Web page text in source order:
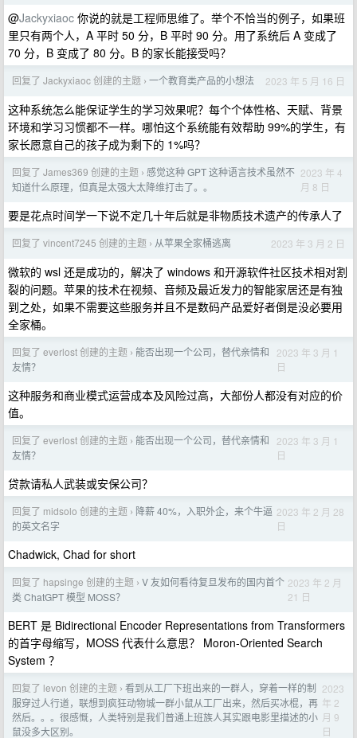
@Jackyxiaoc 你说的就是工程师思维了。举个不恰当的例子，如果班
里只有两个人，A 平时 50 分，B 平时 90 分。用了系统后 A 变成了
70 分，B 变成了 80 分。B 的家长能接受吗？
回复了 Jackyxiaoc 创建的主题 › 一个教育类产品的小想法 2023 年 5 月 16 日
这种系统怎么能保证学生的学习效果呢？每个个体性格、天赋、背景
环境和学习习惯都不一样。哪怕这个系统能有效帮助 99%的学生，有
家长愿意自己的孩子成为剩下的 1%吗？
回复了 James369 创建的主题 › 感觉这种 GPT 这种语言技术虽然不
知道什么原理，但真是太强大太降维打击了。。
2023 年 4
月 8 日
要是花点时间学一下说不定几十年后就是非物质技术遗产的传承人了
回复了 vincent7245 创建的主题 › 从苹果全家桶逃离 2023 年 3 月 2 日
微软的 wsl 还是成功的，解决了 windows 和开源软件社区技术相对割
裂的问题。苹果的技术在视频、音频及最近发力的智能家居还是有独
到之处，如果不需要这些服务并且不是数码产品爱好者倒是没必要用
全家桶。
回复了 everlost 创建的主题 › 能否出现一个公司，替代亲情和
友情？
2023 年 3 月 1
日
这种服务和商业模式运营成本及风险过高，大部份人都没有对应的价
值。
回复了 everlost 创建的主题 › 能否出现一个公司，替代亲情和
友情？
2023 年 3 月 1
日
贷款请私人武装或安保公司？
回复了 midsolo 创建的主题 › 降薪 40%，入职外企，来个牛逼
的英文名字
2023 年 2 月 28
日
Chadwick, Chad for short
回复了 hapsinge 创建的主题 › V 友如何看待复旦发布的国内首个
类 ChatGPT 模型 MOSS？
2023 年 2 月
21 日
BERT 是 Bidirectional Encoder Representations from Transformers
的首字母缩写，MOSS 代表什么意思？ Moron-Oriented Search
System ？
回复了 levon 创建的主题 › 看到从工厂下班出来的一群人，穿着一样的制
服穿过人行道，联想到疯狂动物城一群小鼠从工厂出来，然后买冰棍，再
然后。。。很感慨，人类特别是我们普通上班族人其实跟电影里描述的小
鼠没多大区别。
2023
年 2
月 9
日